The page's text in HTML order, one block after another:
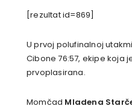
[rezultat id=869]
U prvoj polufinalnoj
Cibone 76:57, ekipe koja
prvoplasirana.
Momčad Mladena